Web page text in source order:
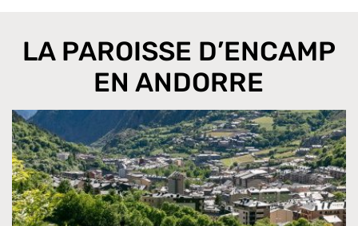
LA PAROISSE D’ENCAMP
EN ANDORRE